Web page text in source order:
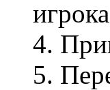
4.
5.